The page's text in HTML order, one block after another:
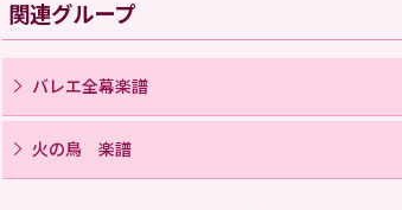
関連グループ
バレエ全幕楽譜
火の鳥 楽譜